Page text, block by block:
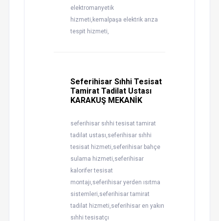
elektromanyetik
hizmeti,kemalpaşa elektrik arıza
tespit hizmeti,
Seferihisar Sıhhi Tesisat
Tamirat Tadilat Ustası
KARAKUŞ MEKANİK
seferihisar sıhhi tesisat tamirat
tadilat ustası,seferihisar sıhhi
tesisat hizmeti,seferihisar bahçe
sulama hizmeti,seferihisar
kalorifer tesisat
montajı,seferihisar yerden ısıtma
sistemleri,seferihisar tamirat
tadilat hizmeti,seferihisar en yakın
sıhhi tesisatçı